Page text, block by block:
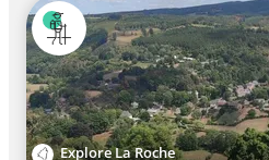
Explore La Roche